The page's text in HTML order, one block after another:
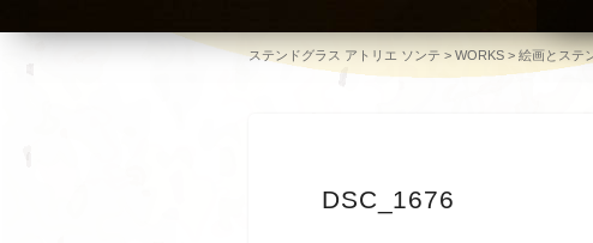
ステンドグラス アトリエ ソンテ > WORKS > 絵画とステ
DSC_1676